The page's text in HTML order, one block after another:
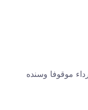
ثم الألباني، وروى الهناد فى الزهد (٢/ ٦٠٥) وابن أبي الدنيا فى الحلم (٤٧) عن أبي الدرداء موقوفا وسنده